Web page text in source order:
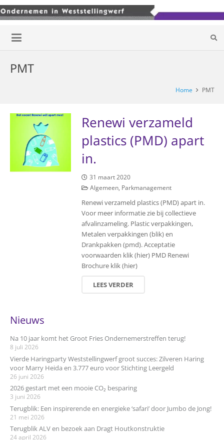
PMT
Home PMT
Renewi verzameld
plastics (PMD) apart
in.
31 maart 2020
Algemeen Parkmanagement
Renewi verzameld plastics (PMD) apart in.
Voor meer informatie zie bij collectieve
afvalinzameling. Plastic verpakkingen,
Metalen verpakkingen (blik) en
Drankpakken (pmd). Acceptatie
voorwaarden klik (hier) PMD Renewi
Brochure klik (hier)
LEES VERDER
Nieuws
Na 10 jaar komt het Groot Fries Ondernemerstreffen terug!
8 juli 2026
Vierde Haringparty Weststellingwerf groot succes: Zilveren Haring
voor Marry Heida en 3.777 euro voor Stichting Leergeld
26 juni 2026
2026 gestart met een mooie CO₂ besparing
3 juni 2026
Terugblik: Een inspirerende en energieke ‘safari’ door Jumbo de Jong!
21 mei 2026
Terugblik ALV en bezoek aan Dragt Houtkonstruktie
24 april 2026